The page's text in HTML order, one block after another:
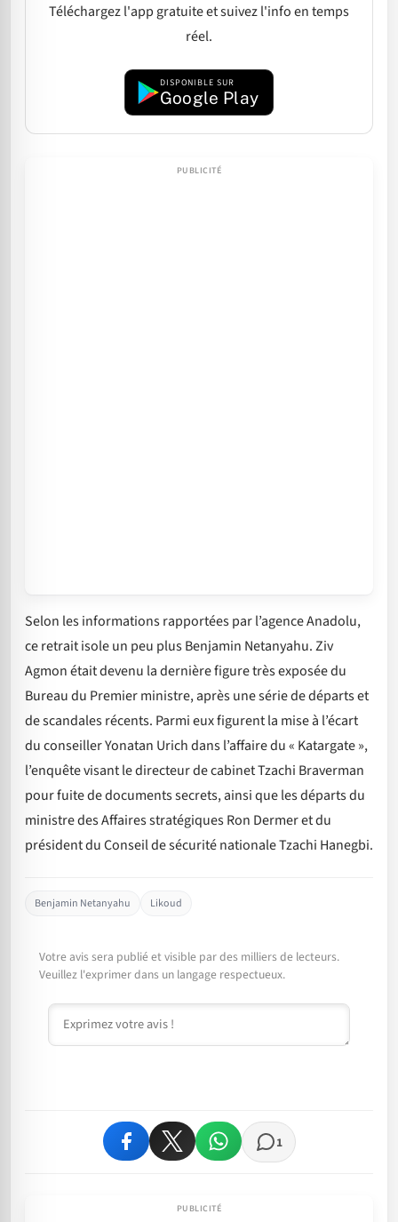
Téléchargez l'app gratuite et suivez l'info en temps
réel.
DISPONIBLE SUR
Google Play
Selon les informations rapportées par l’agence Anadolu,
ce retrait isole un peu plus Benjamin Netanyahu. Ziv
Agmon était devenu la dernière figure très exposée du
Bureau du Premier ministre, après une série de départs et
de scandales récents. Parmi eux figurent la mise à l’écart
du conseiller Yonatan Urich dans l’affaire du « Katargate »,
l’enquête visant le directeur de cabinet Tzachi Braverman
pour fuite de documents secrets, ainsi que les départs du
ministre des Affaires stratégiques Ron Dermer et du
président du Conseil de sécurité nationale Tzachi Hanegbi.
Benjamin Netanyahu Likoud
Votre avis sera publié et visible par des milliers de lecteurs.
Veuillez l'exprimer dans un langage respectueux.
Commentaire
1